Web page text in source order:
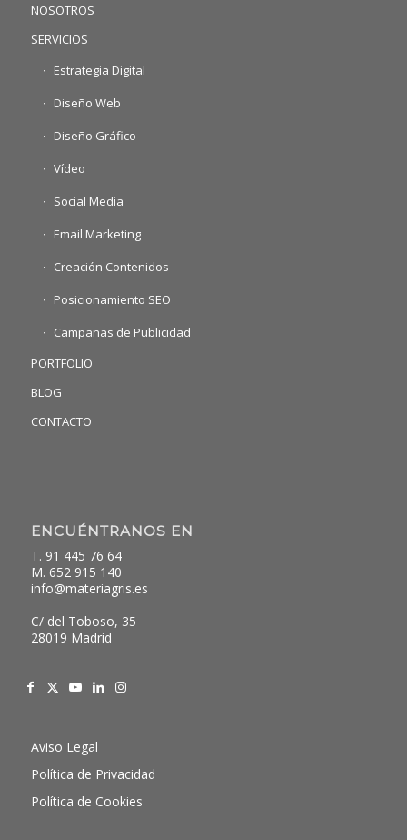
NOSOTROS
SERVICIOS
Estrategia Digital
Diseño Web
Diseño Gráfico
Vídeo
Social Media
Email Marketing
Creación Contenidos
Posicionamiento SEO
Campañas de Publicidad
PORTFOLIO
BLOG
CONTACTO
ENCUÉNTRANOS EN
T. 91 445 76 64
M. 652 915 140
info@materiagris.es
C/ del Toboso, 35
28019 Madrid
Aviso Legal
Política de Privacidad
Política de Cookies